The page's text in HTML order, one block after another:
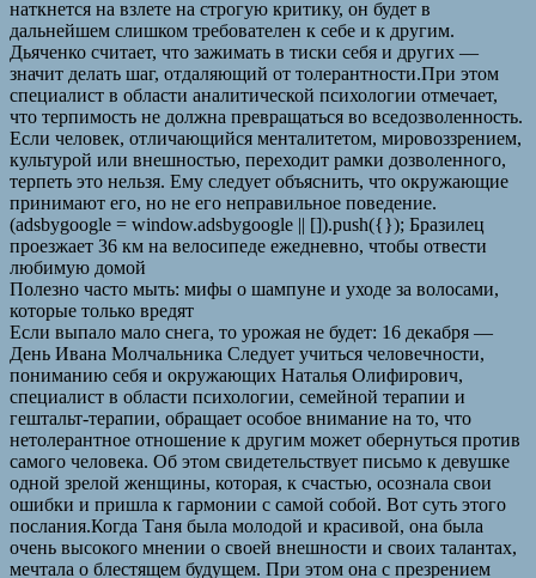
наткнется на взлете на строгую критику, он будет в
дальнейшем слишком требователен к себе и к другим.
Дьяченко считает, что зажимать в тиски себя и других —
значит делать шаг, отдаляющий от толерантности.При этом
специалист в области аналитической психологии отмечает,
что терпимость не должна превращаться во вседозволенность.
Если человек, отличающийся менталитетом, мировоззрением,
культурой или внешностью, переходит рамки дозволенного,
терпеть это нельзя. Ему следует объяснить, что окружающие
принимают его, но не его неправильное поведение.
(adsbygoogle = window.adsbygoogle || []).push({}); Бразилец
проезжает 36 км на велосипеде ежедневно, чтобы отвести
любимую домой
Полезно часто мыть: мифы о шампуне и уходе за волосами,
которые только вредят
Если выпало мало снега, то урожая не будет: 16 декабря —
День Ивана Молчальника Следует учиться человечности,
пониманию себя и окружающих Наталья Олифирович,
специалист в области психологии, семейной терапии и
гештальт-терапии, обращает особое внимание на то, что
нетолерантное отношение к другим может обернуться против
самого человека. Об этом свидетельствует письмо к девушке
одной зрелой женщины, которая, к счастью, осознала свои
ошибки и пришла к гармонии с самой собой. Вот суть этого
послания.Когда Таня была молодой и красивой, она была
очень высокого мнении о своей внешности и своих талантах,
мечтала о блестящем будущем. При этом она с презрением